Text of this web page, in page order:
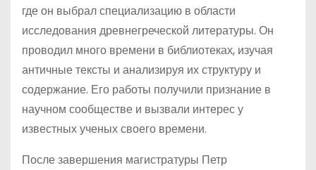
где он выбрал специализацию в области
исследования древнегреческой литературы. Он
проводил много времени в библиотеках, изучая
античные тексты и анализируя их структуру и
содержание. Его работы получили признание в
научном сообществе и вызвали интерес у
известных ученых своего времени.
После завершения магистратуры Петр